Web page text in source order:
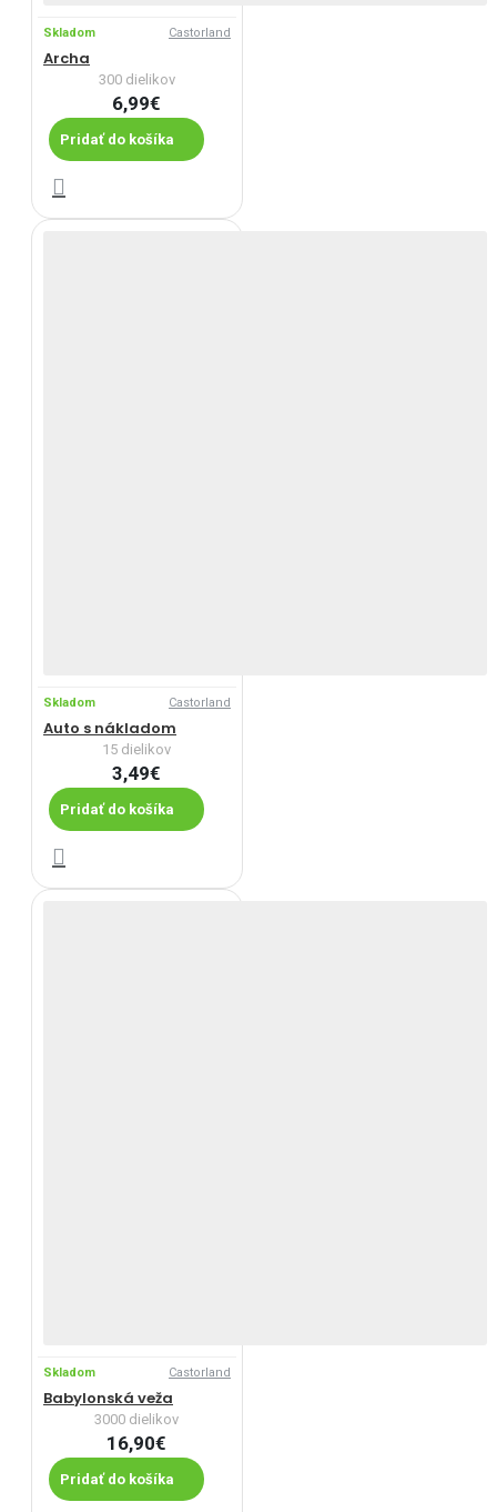
Skladom Castorland
Archa
300 dielikov
6,99€
Pridať do košíka
Skladom Castorland
Auto s nákladom
15 dielikov
3,49€
Pridať do košíka
Skladom Castorland
Babylonská veža
3000 dielikov
16,90€
Pridať do košíka